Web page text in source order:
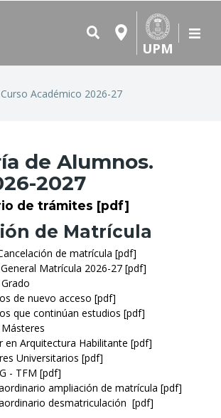
UPM
Curso Académico 2026-27
de Alumnos.
2027
de trámites [pdf]
de Matrícula
de matrícula [pdf]
Matrícula 2026-27 [pdf]
de nuevo acceso [pdf]
que continúan estudios [pdf]
en Arquitectura Habilitante [pdf]
Universitarios [pdf]
- TFM [pdf]
ampliación de matrícula [pdf]
desmatriculación [pdf]